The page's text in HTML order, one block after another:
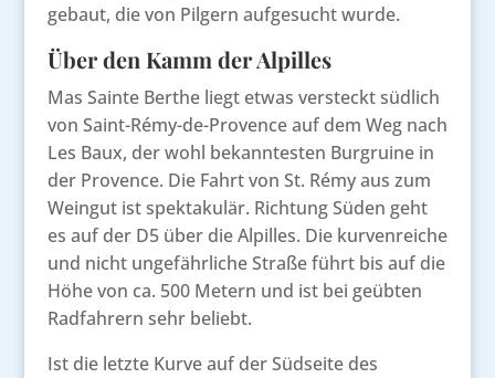
gebaut, die von Pilgern aufgesucht wurde.
Über den Kamm der Alpilles
Mas Sainte Berthe liegt etwas versteckt südlich
von Saint-Rémy-de-Provence auf dem Weg nach
Les Baux, der wohl bekanntesten Burgruine in
der Provence. Die Fahrt von St. Rémy aus zum
Weingut ist spektakulär. Richtung Süden geht
es auf der D5 über die Alpilles. Die kurvenreiche
und nicht ungefährliche Straße führt bis auf die
Höhe von ca. 500 Metern und ist bei geübten
Radfahrern sehr beliebt.
Ist die letzte Kurve auf der Südseite des